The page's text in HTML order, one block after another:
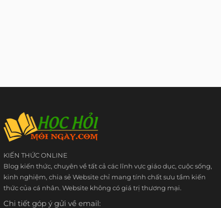
KIẾN THỨC ONLINE
Blog kiến thức, chuyên về tất cả các lĩnh vực giáo dục, cuộc sống,
kinh nghiệm, chia sẻ Website chỉ mang tính chất sưu tầm kiến
thức của cá nhân. Website không có giá trị thương mại.
Chi tiết góp ý gửi về email: